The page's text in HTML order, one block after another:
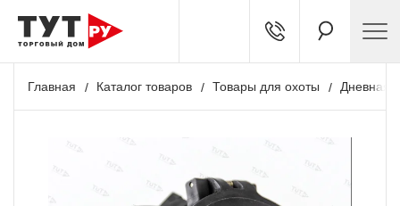
Главная Каталог товаров Товары для охоты Дневная